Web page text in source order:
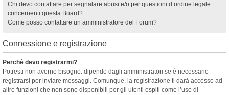
Chi devo contattare per segnalare abusi e/o per questioni d’ordine legale
concernenti questa Board?
Come posso contattare un amministratore del Forum?
Connessione e registrazione
Perché devo registrarmi?
Potresti non averne bisogno: dipende dagli amministratori se è necessario
registrarsi per inviare messaggi. Comunque, la registrazione ti darà accesso ad
altre funzioni che non sono disponibili per gli utenti ospiti come l’uso di